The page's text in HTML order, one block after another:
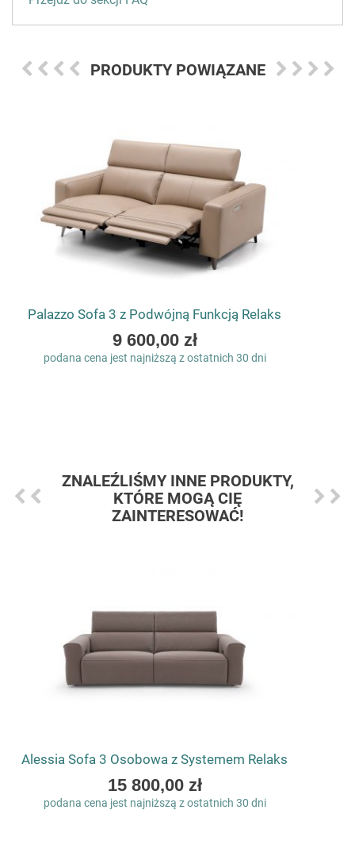
PRODUKTY POWIĄZANE
Palazzo Sofa 3 z Podwójną Funkcją Relaks
As
low
9 600,00 zł
podana cena jest najniższą z ostatnich 30 dni
ZNALEŹLIŚMY INNE PRODUKTY,
KTÓRE MOGĄ CIĘ
ZAINTERESOWAĆ!
Alessia Sofa 3 Osobowa z Systemem Relaks
As
low
15 800,00 zł
podana cena jest najniższą z ostatnich 30 dni